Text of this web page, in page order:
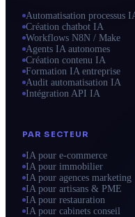
Automatisation processus
Création chatbot IA
Workflows N8N / Make
Agents IA autonomes
Création contenu IA
Formation IA entreprise
Audit automatisation IA
Intégration API IA
PAR SECTEUR
IA pour e-commerce
IA pour immobilier
IA pour agences marketing
IA pour artisans & PME
IA pour restauration
IA pour cabinets conseil